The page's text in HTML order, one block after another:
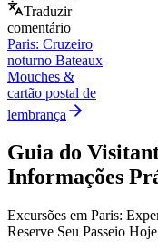
Traduzir
comentário
Paris: Cruzeiro
noturno Bateaux
Mouches &
cartão postal de
lembrança
Guia do
Informações
Excursões em Paris:
Reserve Seu Passeio Hoje